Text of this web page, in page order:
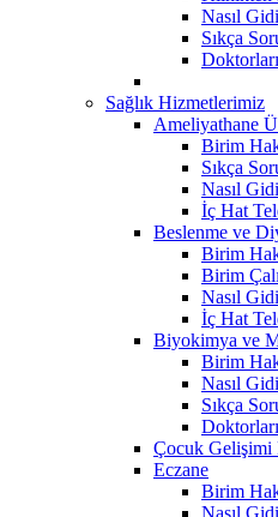
Nasıl
Sıkça
Sağlık Hizmetlerimiz
Ameliyathane
Birim
Sıkça
Nasıl
İç Hat
Beslenme ve
Birim
Birim
Nasıl
İç Hat
Biyokimya ve
Birim
Nasıl
Sıkça
Çocuk Gelişimi
Eczane
Birim
Nasıl